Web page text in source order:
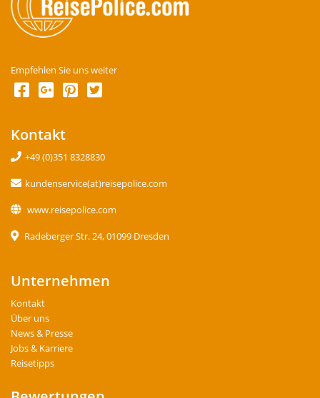
Empfehlen Sie uns weiter
Kontakt
+49 (0)351 8328830
kundenservice(at)reisepolice.com
www.reisepolice.com
Radeberger Str. 24, 01099 Dresden
Unternehmen
Kontakt
Über uns
News & Presse
Jobs & Karriere
Reisetipps